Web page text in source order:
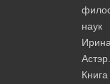
наук
Книга